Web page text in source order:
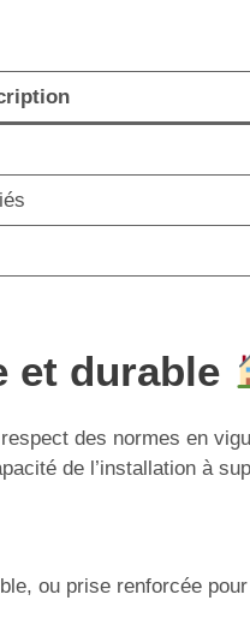
et durable
des normes en
de l’installation à
ou prise renforcée